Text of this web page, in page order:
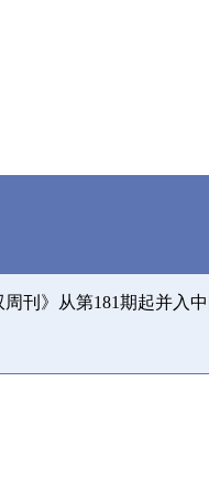
刊》从第181期起并入